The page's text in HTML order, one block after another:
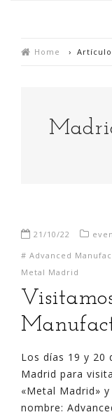
Home ›
21/10/22
# Advanced
Metal Madrid
Los días 19 y 20
Madrid para
«Metal Madrid»
nombre: